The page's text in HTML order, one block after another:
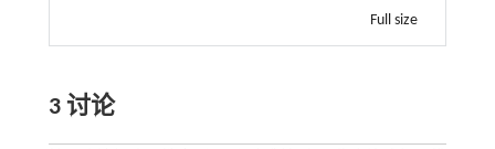
Full size
3 讨论